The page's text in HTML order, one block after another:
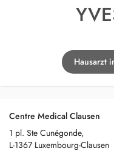
Hausarzt
Centre Medical Clausen
1 pl. Ste Cunégonde,
L-1367 Luxembourg-Clausen